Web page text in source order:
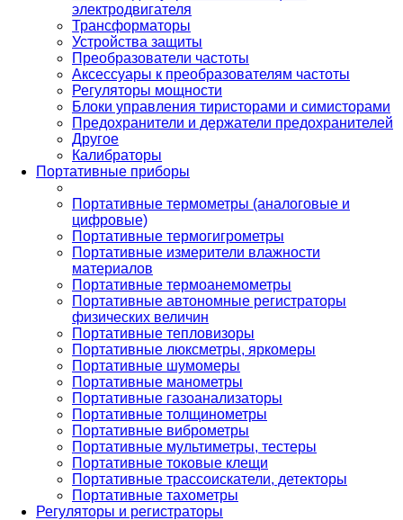
электродвигателя
Трансформаторы
Устройства защиты
Преобразователи частоты
Аксессуары к преобразователям частоты
Регуляторы мощности
Блоки управления тиристорами и симисторами
Предохранители и держатели предохранителей
Другое
Калибраторы
Портативные приборы
Портативные термометры (аналоговые и
цифровые)
Портативные термогигрометры
Портативные измерители влажности
материалов
Портативные термоанемометры
Портативные автономные регистраторы
физических величин
Портативные тепловизоры
Портативные люксметры, яркомеры
Портативные шумомеры
Портативные манометры
Портативные газоанализаторы
Портативные толщинометры
Портативные виброметры
Портативные мультиметры, тестеры
Портативные токовые клещи
Портативные трассоискатели, детекторы
Портативные тахометры
Регуляторы и регистраторы